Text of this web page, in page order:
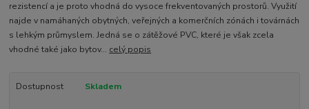
rezistencí a je proto vhodná do vysoce frekventovaných prostorů. Využití
najde v namáhaných obytných, veřejných a komerčních zónách i továrnách
s lehkým průmyslem. Jedná se o zátěžové PVC, které je však zcela
vhodné také jako bytov... celý popis
Dostupnost Skladem